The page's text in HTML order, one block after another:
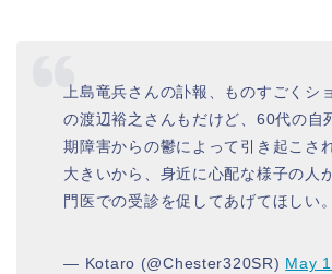
上島竜兵さんの訃報、ものすごくシ
の渡辺裕之さんもだけど、60代の自
期障害からの鬱によって引き起こさ
大きいから、身近に心配な様子の人
門医での受診を促してあげてほしい。
— Kotaro (@Chester320SR) May